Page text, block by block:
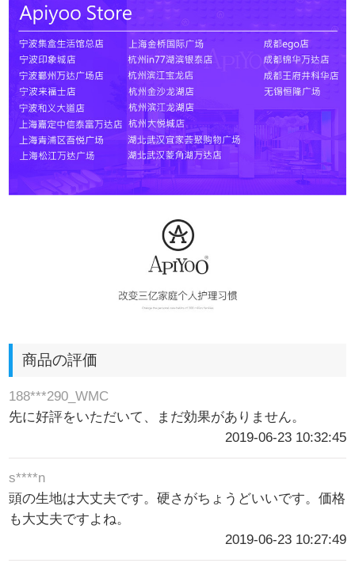
商品の評価
188***290_WMC
先に好評をいただいて、まだ効果がありません。
2019-06-23 10:32:45
s****n
頭の生地は大丈夫です。硬さがちょうどいいです。価格
も大丈夫ですよね。
2019-06-23 10:27:49